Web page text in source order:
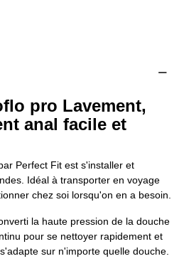
pro Lavement,
anal facile et
Perfect Fit est s'installer et
Idéal à transporter en voyage
chez soi lorsqu'on en a besoin.
la haute pression de la douche
pour se nettoyer rapidement et
sur n'importe quelle douche.